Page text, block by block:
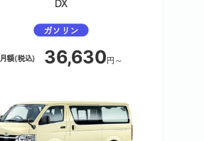
ガソリン
月額(税込) 36,630円～